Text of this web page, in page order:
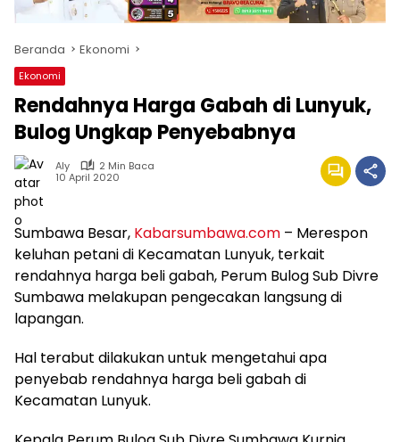
Beranda Ekonomi
Ekonomi
Rendahnya Harga Gabah di Lunyuk,
Bulog Ungkap Penyebabnya
Aly
2 Min Baca
10 April 2020
Sumbawa Besar, Kabarsumbawa.com – Merespon
keluhan petani di Kecamatan Lunyuk, terkait
rendahnya harga beli gabah, Perum Bulog Sub Divre
Sumbawa melakupan pengecakan langsung di
lapangan.
Hal terabut dilakukan untuk mengetahui apa
penyebab rendahnya harga beli gabah di
Kecamatan Lunyuk.